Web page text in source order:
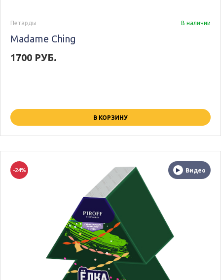
Петарды В наличии
Madame Ching
1700 РУБ.
В КОРЗИНУ
Видео
-24%